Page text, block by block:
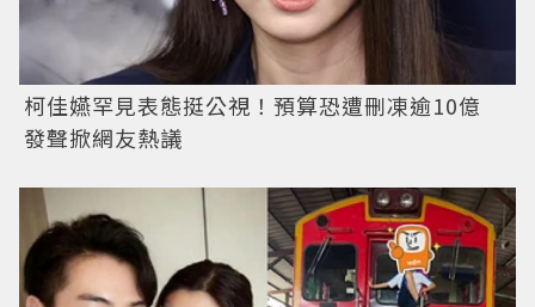
柯佳嬿罕見表態挺公視！預算恐遭刪凍逾10億
發聲掀網友熱議